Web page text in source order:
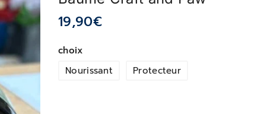
19,90€
choix
Nourissant
Protecteur